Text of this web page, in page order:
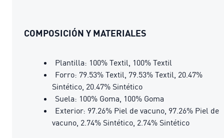
COMPOSICIÓN Y MATERIALES
Plantilla: 100% Textil, 100% Textil
Forro: 79.53% Textil, 79.53% Textil, 20.47%
Sintético, 20.47% Sintético
Suela: 100% Goma, 100% Goma
Exterior: 97.26% Piel de vacuno, 97.26% Piel de
vacuno, 2.74% Sintético, 2.74% Sintético